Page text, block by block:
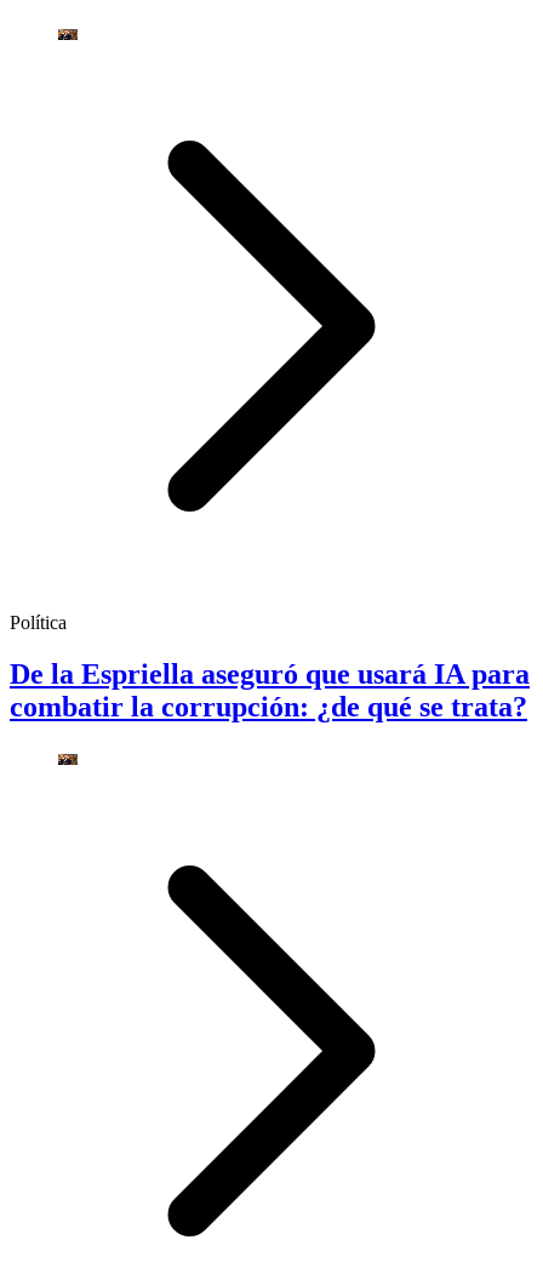
Política
De la Espriella aseguró que usará IA para
combatir la corrupción: ¿de qué se trata?